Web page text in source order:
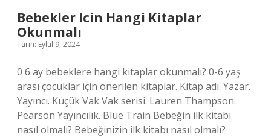
Bebekler Icin Hangi Kitaplar
Okunmalı
Tarih: Eylül 9, 2024
0 6 ay bebeklere hangi kitaplar okunmalı? 0-6 yaş
arası çocuklar için önerilen kitaplar. Kitap adı. Yazar.
Yayıncı. Küçük Vak Vak serisi. Lauren Thampson.
Pearson Yayıncılık. Blue Train Bebeğin ilk kitabı
nasıl olmalı? Bebeğinizin ilk kitabı nasıl olmalı?